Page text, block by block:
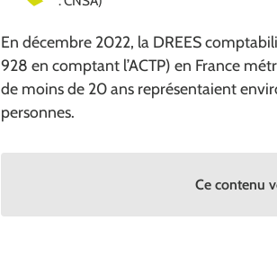
En décembre 2022, la DREES
928 en comptant l’ACTP) en France
de moins de 20 ans représentaient
personnes.
Ce contenu